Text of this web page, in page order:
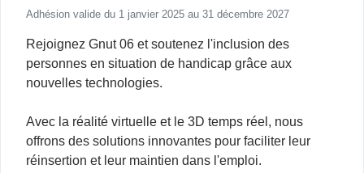
Adhésion valide du 1 janvier 2025 au 31 décembre 2027
Rejoignez Gnut 06 et soutenez l'inclusion des
personnes en situation de handicap grâce aux
nouvelles technologies.
Avec la réalité virtuelle et le 3D temps réel, nous
offrons des solutions innovantes pour faciliter leur
réinsertion et leur maintien dans l'emploi.